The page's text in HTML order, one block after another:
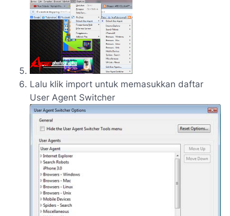
Lalu klik import untuk memasukkan daftar
User Agent Switcher